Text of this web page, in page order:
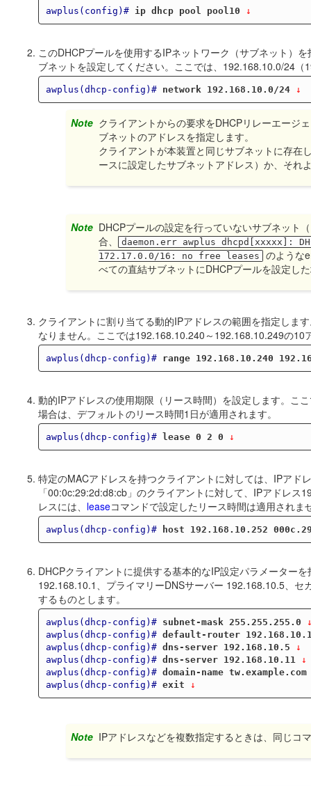
awplus(config)# ip dhcp pool pool10 ↓
このDHCPプールを使用するIPネットワーク（サブネット）
ブネットを設定してください。ここでは、192.168.10.0/24
awplus(dhcp-config)# network 192.168.10.0/24 ↓
Note クライアントからの要求をDHCPリレーエージ
ブネットのアドレスを指定します。
クライアントが本装置と同じサブネットに存在
ースに設定したサブネットアドレス）か、それ
Note DHCPプールの設定を行っていないサブネット
合、 daemon.err awplus dhcpd[xxxxx]:
172.17.0.0/16: no free leases
のような
べての直結サブネットにDHCPプールを設定し
クライアントに割り当てる動的IPアドレスの範囲を指定しま
なりません。ここでは192.168.10.240～192.168.10.249の10
awplus(dhcp-config)# range 192.168.10.240
動的IPアドレスの使用期限（リース時間）を設定します。こ
場合は、デフォルトのリース時間1日が適用されます。
awplus(dhcp-config)# lease 0 2 0 ↓
特定のMACアドレスを持つクライアントに対しては、IPアド
「00:0c:29:2d:d8:cb」のクライアントに対して、IPアドレ
レスには、 leaseコマンドで設定したリース時間は適用されま
awplus(dhcp-config)# host 192.168.10.252
DHCPクライアントに提供する基本的なIP設定パラメーター
192.168.10.1、プライマリーDNSサーバー 192.168.10.5、
するものとします。
awplus(dhcp-config)# subnet-mask 255.255.255.0
awplus(dhcp-config)# default-router
awplus(dhcp-config)# dns-server 192.168.10.5 ↓
awplus(dhcp-config)# dns-server 192.168.10.11
↓
awplus(dhcp-config)# domain-name tw.example.com
awplus(dhcp-config)# exit ↓
Note IPアドレスなどを複数指定するときは、同じコ